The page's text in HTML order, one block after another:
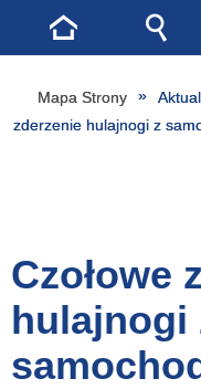
Mapa Strony
zderzenie hulajnogi z
Czołowe
hulajnogi
Strona
główna